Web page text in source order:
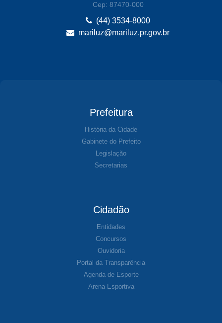
Cep: 87470-000
(44) 3534-8000
mariluz@mariluz.pr.gov.br
Prefeitura
História da Cidade
Gabinete do Prefeito
Legislação
Secretarias
Cidadão
Entidades
Concursos
Ouvidoria
Portal da Transparência
Agenda de Esporte
Arena Esportiva